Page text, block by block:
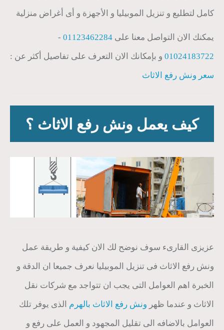
كامل لتطليع و تنزيل الموبيليا و الأجهزة و أى أغراض منزلية
يمكنك الان التواصل معنا على 01123462284
-
01024183722 و بإمكانك الان التعرف على تفاصيل أكثر عن :
سعر ونش رفع الاثاث
كيف يعمل ونش رفع الاثاث ؟
عزيزى القارىء سوف نوضح لك الان كيفية و طريقة عمل
ونش رفع الاثاث فى تنزيل الموبيليا نعرف جميعا ان الدقة و
الخبرة اهم العوامل التى يجب ان تتواجد مع شركات نقل
الاثاث و عندما ظهر ونش رفع الاثاث بالهرم الذى يوفر تلك
العوامل بالاضافه الى تقليل المجهود و العمل على رفع و